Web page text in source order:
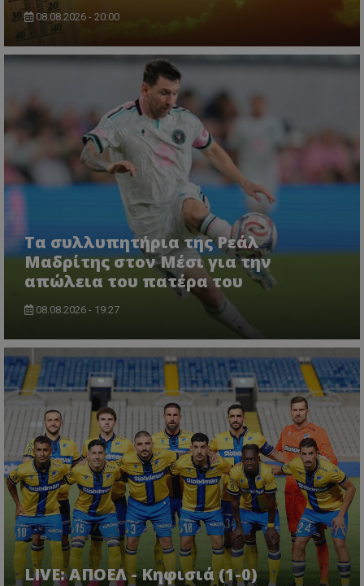
08.08.2026 - 20:00
Τα συλλυπητήρια της Ρεάλ
Μαδρίτης στον Μέσι για την
απώλεια του πατέρα του
08.08.2026 - 19:27
LIVE: ΑΠΟΕΛ - Κηφισιά (1-0)